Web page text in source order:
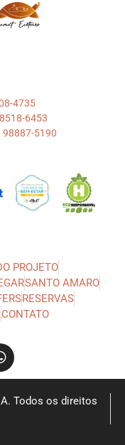
4735
6453
98887-5190
PROJETO
SANTO AMARO
RESERVAS
CONTATO
Todos os direitos